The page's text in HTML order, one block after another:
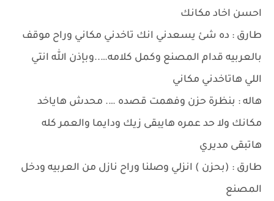
احسن اخاد مكانك
طارق : ده شئ يسعدني انك تاخدني مكاني وراح موقف
بالعربيه قدام المصنع وكمل كلامه…..وبإذن الله انتي
اللي هاتاخدني مكاني
هاله : بنظرة حزن وفهمت قصده …. محدش هاياخد
مكانك ولا حد عمره هايبقى زيك ودايما والعمر كله
هاتبقى مديري
طارق : (بحزن ) انزلي وصلنا وراح نازل من العربيه ودخل
المصنع